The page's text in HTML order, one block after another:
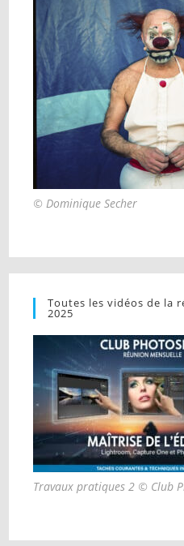
© Dominique Secher
Toutes les vidéos de la
2025
Travaux pratiques 2 © Club